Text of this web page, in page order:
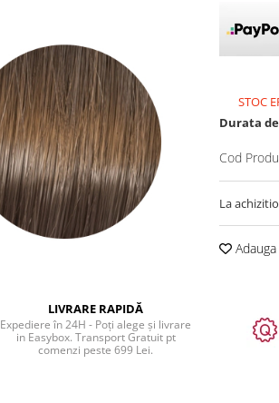
STOC
Durata
Cod
La
LIVRARE RAPIDĂ
Expediere în 24H - Poți alege și livrare
in Easybox. Transport Gratuit pt
comenzi peste 699 Lei.